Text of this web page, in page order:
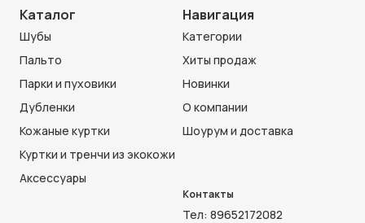
Каталог
Шубы
Пальто
Парки и пуховики
Дубленки
Кожаные куртки
Куртки и тренчи из экокожи
Аксессуары
Навигация
Категории
Хиты продаж
Новинки
О компании
Шоурум и доставка
Контакты
Тел: 89652172082